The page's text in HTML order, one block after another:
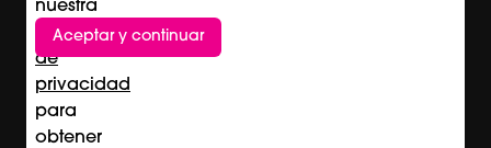
nuestra
Política
de
privacidad
para
obtener
Aceptar y continuar